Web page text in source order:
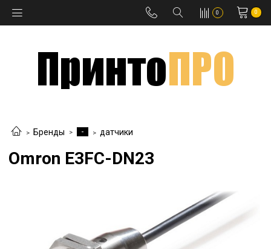
0 0
Бренды - датчики
Omron E3FC-DN23